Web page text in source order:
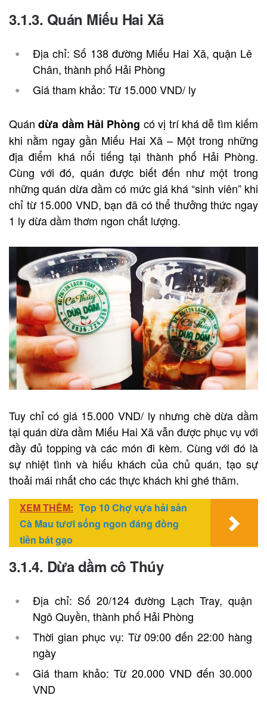
3.1.3. Quán Miếu Hai Xã
Địa chỉ: Số 138 đường Miếu Hai Xã, quận Lê
Chân, thành phố Hải Phòng
Giá tham khảo: Từ 15.000 VND/ ly
Quán dừa dầm Hải Phòng có vị trí khá dễ tìm kiếm
khi nằm ngay gần Miếu Hai Xã – Một trong những
địa điểm khá nổi tiếng tại thành phố Hải Phòng.
Cùng với đó, quán được biết đến như một trong
những quán dừa dầm có mức giá khá “sinh viên” khi
chỉ từ 15.000 VND, bạn đã có thể thưởng thức ngay
1 ly dừa dầm thơm ngon chất lượng.
Tuy chỉ có giá 15.000 VND/ ly nhưng chè dừa dầm
tại quán dừa dầm Miếu Hai Xã vẫn được phục vụ với
đầy đủ topping và các món đi kèm. Cùng với đó là
sự nhiệt tình và hiếu khách của chủ quán, tạo sự
thoải mái nhất cho các thực khách khi ghé thăm.
XEM THÊM: Top 10 Chợ vựa hải sản
Cà Mau tươi sống ngon đáng đồng
tiền bát gạo
3.1.4. Dừa dầm cô Thúy
Địa chỉ: Số 20/124 đường Lạch Tray, quận
Ngô Quyền, thành phố Hải Phòng
Thời gian phục vụ: Từ 09:00 đến 22:00 hàng
ngày
Giá tham khảo: Từ 20.000 VND đến 30.000
VND